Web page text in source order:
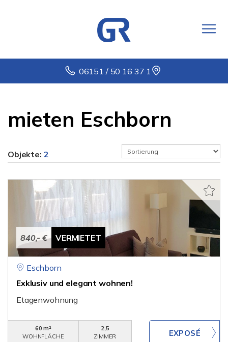
06151 / 50 16 37 1
mieten Eschborn
Objekte: 2
840,- € VERMIETET
Eschborn
Exklusiv und elegant wohnen!
Etagenwohnung
60 m²
WOHNFLÄCHE
2,5
ZIMMER